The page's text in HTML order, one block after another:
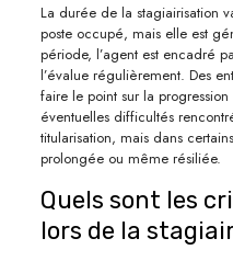
La durée de la stagiairisation
poste occupé, mais elle est
période, l’agent est encadré
l’évalue régulièrement. Des
faire le point sur la
éventuelles difficultés
titularisation, mais dans
prolongée ou même résiliée.
Quels sont les
lors de la